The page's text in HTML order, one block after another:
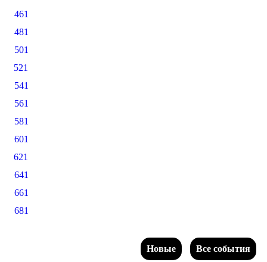
461
481
501
521
541
561
581
601
621
641
661
681
Новые
Все события